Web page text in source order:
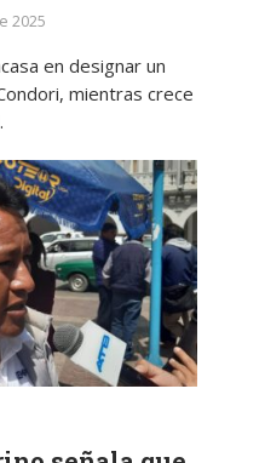
2025
en designar un
mientras crece